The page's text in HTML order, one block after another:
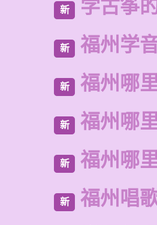
新 学古筝
新 福州学
新 福州哪
新 福州哪
新 福州哪
新 福州唱